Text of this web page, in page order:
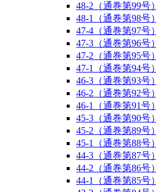
48-2（通巻第99号）
48-1（通巻第98号）
47-4（通巻第97号）
47-3（通巻第96号）
47-2（通巻第95号）
47-1（通巻第94号）
46-3（通巻第93号）
46-2（通巻第92号）
46-1（通巻第91号）
45-3（通巻第90号）
45-2（通巻第89号）
45-1（通巻第88号）
44-3（通巻第87号）
44-2（通巻第86号）
44-1（通巻第85号）